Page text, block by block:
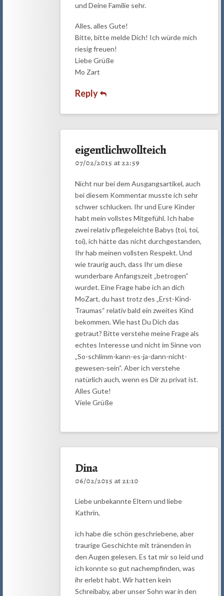
und Deine Familie sehr.
Alles, alles Gute!
Bitte, bitte melde Dich! Ich würde mich
riesig freuen!
Liebe Grüße
Mo Zart
Reply
eigentlichwollteich
07/02/2015 at 22:59
Nicht nur bei dem Ausgangsartikel, auch
bei diesem Kommentar musste ich sehr
schwer schlucken. Ihr und Eure Kinder
habt mein vollstes Mitgefühl. Ich habe
zwei relativ pflegeleichte Babys (toi, toi,
toi), ich hätte das nicht durchgestanden,
Ihr hab meinen vollsten Respekt. Und
wie traurig auch, dass Ihr um diese
wunderbare Anfangszeit „betrogen“
wurdet. Eine Frage habe ich an dich
MoZart, du hast trotz des „Erst-Kind-
Traumas“ relativ bald ein zweites Kind
bekommen. Wie hast Du Dich das
getraut? Bitte verstehe meine Frage als
echtes Interesse und nicht im Sinne von
„So-schlimm-kann-es-ja-dann-nicht-
gewesen-sein“. Aber ich verstehe
natürlich auch, wenn es Dir zu privat ist.
Alles Gute!
Viele Grüße
Dina
06/02/2015 at 21:10
Liebe unbekannte Eltern und liebe
Kathrin,
ich habe die schön geschriebene, aber
traurige Geschichte mit tränenden in
den Augen gelesen. Es tat mir so leid und
ich konnte so gut nachempfinden, was
ihr erlebt habt. Wir hatten kein
Schreibaby, aber unser Sohn war in den